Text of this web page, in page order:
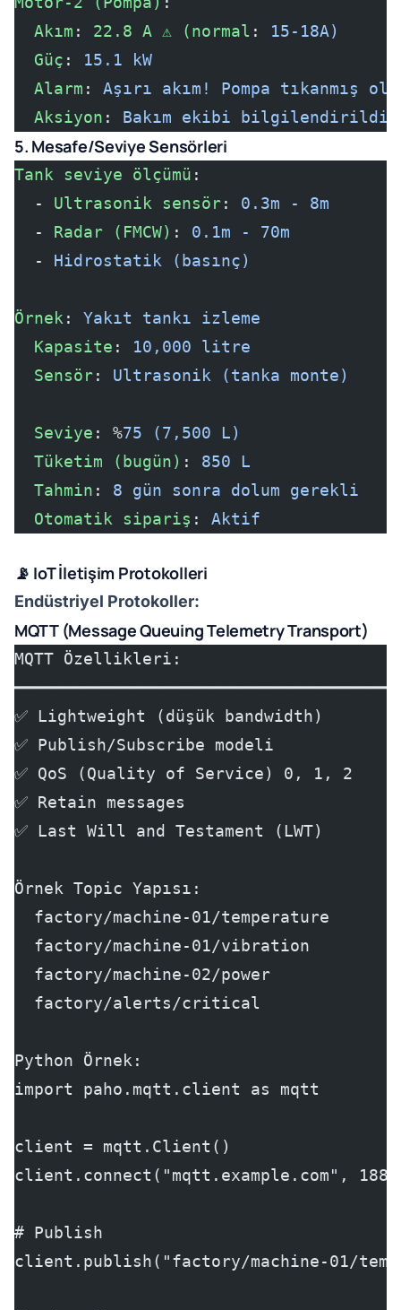
  Akım
: 22.8 A ⚠️ (normal : 15-18A)
  Güç
: 15.1 kW
  Alarm
: Aşırı akım! Pompa tıkanmış
  Aksiyon
: Bakım ekibi bilgilendirildi
5. Mesafe/Seviye Sensörleri
Tank seviye ölçümü :
  -
Ultrasonik sensör: 0.3m - 8m
  -
Radar (FMCW) : 0.1m - 70m
  -
Hidrostatik (basınç)
Örnek : Yakıt tankı izleme
  Kapasite
: 10,000 litre
  Sensör
: Ultrasonik (tanka monte)
  Seviye
: %75 (7,500 L)
  Tüketim (bugün)
: 850 L
  Tahmin
: 8 gün sonra dolum gerekli
  Otomatik sipariş
: Aktif
📡 IoT İletişim Protokolleri
Endüstriyel Protokoller:
MQTT (Message Queuing Telemetry Transport)
MQTT Özellikleri:
✅ Lightweight (düşük bandwidth)
✅ Publish/Subscribe modeli
✅ QoS (Quality of Service) 0, 1, 2
✅ Retain messages
✅ Last Will and Testament (LWT)
Örnek Topic Yapısı:
  factory/machine-01/temperature
  factory/machine-01/vibration
  factory/machine-02/power
  factory/alerts/critical
Python Örnek:
import paho.mqtt.client as mqtt
client = mqtt.Client()
client.connect("mqtt.example.com",
# Publish
client.publish("factory/machine-01/